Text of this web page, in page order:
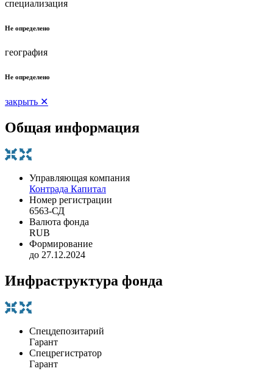
специализация
Не определено
география
Не определено
закрыть ✕
Общая информация
Управляющая компания
Контрада Капитал
Номер регистрации
6563-СД
Валюта фонда
RUB
Формирование
до 27.12.2024
Инфраструктура фонда
Спецдепозитарий
Гарант
Спецрегистратор
Гарант